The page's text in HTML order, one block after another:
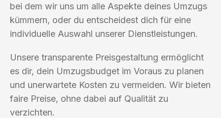
bei dem wir uns um alle Aspekte deines Umzugs
kümmern, oder du entscheidest dich für eine
individuelle Auswahl unserer Dienstleistungen.
Unsere transparente Preisgestaltung ermöglicht
es dir, dein Umzugsbudget im Voraus zu planen
und unerwartete Kosten zu vermeiden. Wir bieten
faire Preise, ohne dabei auf Qualität zu
verzichten.